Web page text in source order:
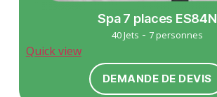
Spa 7 places ES84N
40 Jets - 7 personnes
Quick view
DEMANDE DE DEVIS